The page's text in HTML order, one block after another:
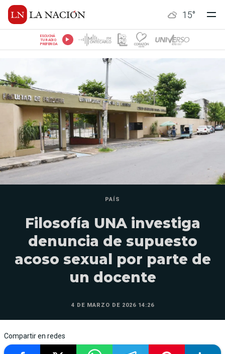
15°
ESCUCHÁ
TU RADIO
PREFERIDA
PAÍS
Filosofía UNA investiga
denuncia de supuesto
acoso sexual por parte de
un docente
4 DE MARZO DE 2026 14:26
Compartir en redes